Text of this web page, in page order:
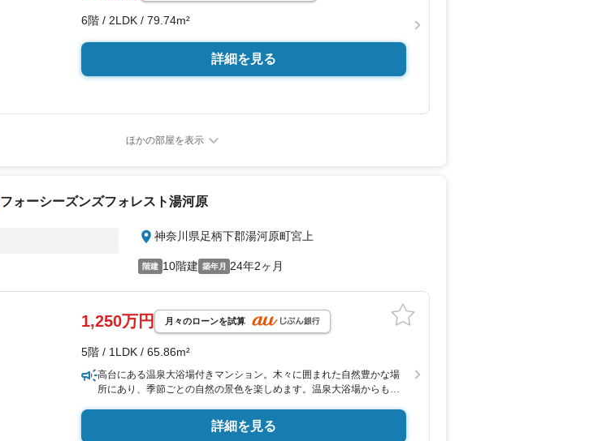
6階 / 2LDK / 79.74m²
詳細を見る
ほかの部屋を表示
フォーシーズンズフォレスト湯河原
神奈川県足柄下郡湯河原町宮上
階建 10階建 築年月 24年2ヶ月
1,250万円 月々のローンを試算
5階 / 1LDK / 65.86m²
高台にある温泉大浴場付きマンション。木々に囲まれた自然豊かな場
所にあり、季節ごとの自然の景色を楽しめます。温泉大浴場からも湯
らのお部屋は東側が半円型となっており、ゆるやかな曲線から柔らか
い雰囲気を感じる室内。LDKと洋室の間のタペストリーガラスが洗練
詳細を見る